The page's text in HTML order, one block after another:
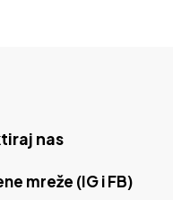
nas
mreže (IG i FB)